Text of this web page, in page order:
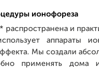
ионофореза
распространена и
аппараты
Мы создали
применять дома